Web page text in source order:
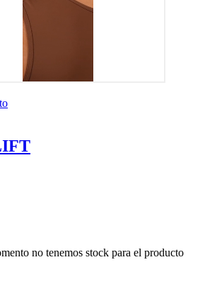
no tenemos stock para el producto